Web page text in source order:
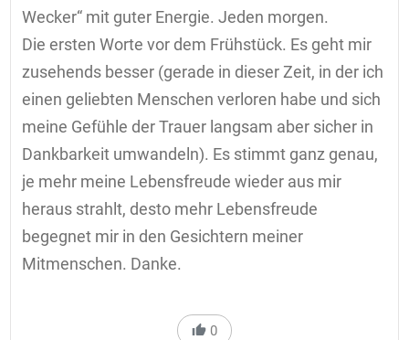
Wecker“ mit guter Energie. Jeden morgen.
Die ersten Worte vor dem Frühstück. Es geht mir
zusehends besser (gerade in dieser Zeit, in der ich
einen geliebten Menschen verloren habe und sich
meine Gefühle der Trauer langsam aber sicher in
Dankbarkeit umwandeln). Es stimmt ganz genau,
je mehr meine Lebensfreude wieder aus mir
heraus strahlt, desto mehr Lebensfreude
begegnet mir in den Gesichtern meiner
Mitmenschen. Danke.
0